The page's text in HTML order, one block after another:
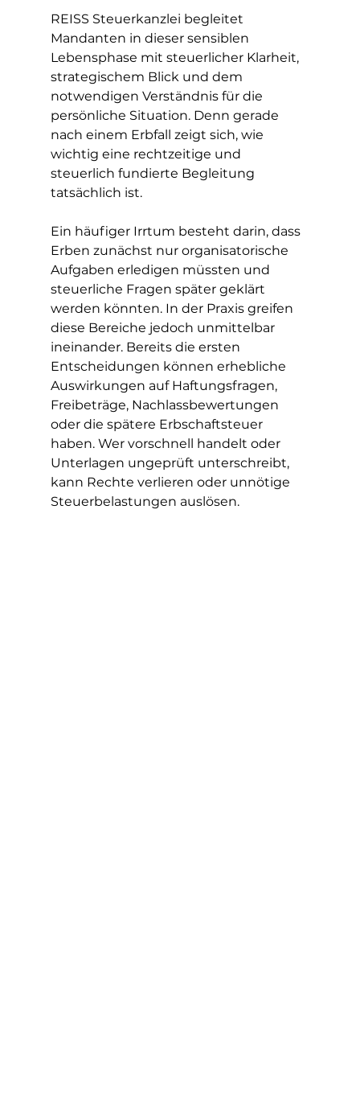
REISS Steuerkanzlei begleitet
Mandanten in dieser sensiblen
Lebensphase mit steuerlicher Klarheit,
strategischem Blick und dem
notwendigen Verständnis für die
persönliche Situation. Denn gerade
nach einem Erbfall zeigt sich, wie
wichtig eine rechtzeitige und
steuerlich fundierte Begleitung
tatsächlich ist.
Ein häufiger Irrtum besteht darin, dass
Erben zunächst nur organisatorische
Aufgaben erledigen müssten und
steuerliche Fragen später geklärt
werden könnten. In der Praxis greifen
diese Bereiche jedoch unmittelbar
ineinander. Bereits die ersten
Entscheidungen können erhebliche
Auswirkungen auf Haftungsfragen,
Freibeträge, Nachlassbewertungen
oder die spätere Erbschaftsteuer
haben. Wer vorschnell handelt oder
Unterlagen ungeprüft unterschreibt,
kann Rechte verlieren oder unnötige
Steuerbelastungen auslösen.